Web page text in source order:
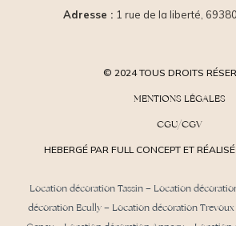
Adresse : 1 rue de la liberté,
© 2024 TOUS DROITS
MENTIONS LÉGALES
CGU/CGV
HEBERGÉ PAR FULL CONCEPT ET
Location décoration Tassin– Location
décoration Ecully– Location décoration Trevoux